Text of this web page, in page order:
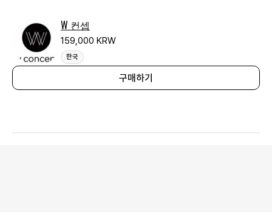
W 컨셉
159,000 KRW
한국
구매하기